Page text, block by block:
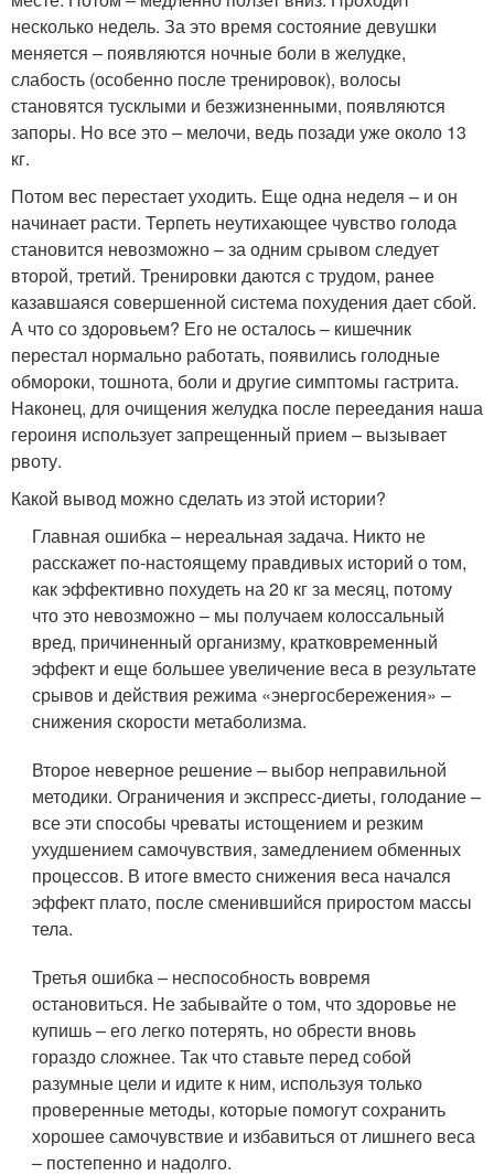
несколько недель. За это время состояние девушки
меняется – появляются ночные боли в желудке,
слабость (особенно после тренировок), волосы
становятся тусклыми и безжизненными, появляются
запоры. Но все это – мелочи, ведь позади уже около 13
кг.
Потом вес перестает уходить. Еще одна неделя – и он
начинает расти. Терпеть неутихающее чувство голода
становится невозможно – за одним срывом следует
второй, третий. Тренировки даются с трудом, ранее
казавшаяся совершенной система похудения дает сбой.
А что со здоровьем? Его не осталось – кишечник
перестал нормально работать, появились голодные
обмороки, тошнота, боли и другие симптомы гастрита.
Наконец, для очищения желудка после переедания наша
героиня использует запрещенный прием – вызывает
рвоту.
Какой вывод можно сделать из этой истории?
Главная ошибка – нереальная задача. Никто не
расскажет по-настоящему правдивых историй о том,
как эффективно похудеть на 20 кг за месяц, потому
что это невозможно – мы получаем колоссальный
вред, причиненный организму, кратковременный
эффект и еще большее увеличение веса в результате
срывов и действия режима «энергосбережения» –
снижения скорости метаболизма.
Второе неверное решение – выбор неправильной
методики. Ограничения и экспресс-диеты, голодание –
все эти способы чреваты истощением и резким
ухудшением самочувствия, замедлением обменных
процессов. В итоге вместо снижения веса начался
эффект плато, после сменившийся приростом массы
тела.
Третья ошибка – неспособность вовремя
остановиться. Не забывайте о том, что здоровье не
купишь – его легко потерять, но обрести вновь
гораздо сложнее. Так что ставьте перед собой
разумные цели и идите к ним, используя только
проверенные методы, которые помогут сохранить
хорошее самочувствие и избавиться от лишнего веса
– постепенно и надолго.